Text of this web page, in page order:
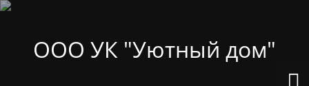
ООО УК "Уютный дом"